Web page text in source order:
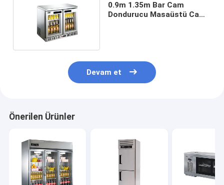
Tezgah Tipi Derin Dondurucu
Şok soğutucu
Buz yapıcı
Fırıncılık vitrin dolabı
0.9m 1.35m Bar Cam
Dondurucu Masaüstü Cam
Devam et
Önerilen Ürünler